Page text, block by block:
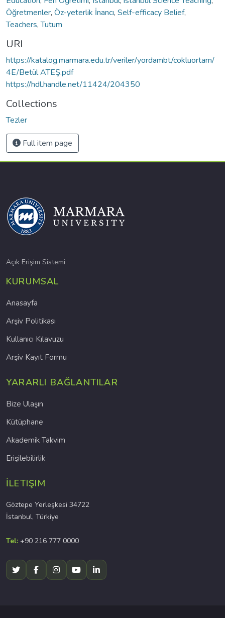
Öğretmenler, Öz-yeterlik İnancı, Self-efficacy Belief,
Teachers,Tutum
URI
https://katalog.marmara.edu.tr/veriler/yordambt/cokluortam/
4E/Betül ATEŞ.pdf
https://hdl.handle.net/11424/204350
Collections
Tezler
Full item page
Açık Erişim Sistemi
KURUMSAL
Anasayfa
Arşiv Politikası
Kullanıcı Kılavuzu
Arşiv Kayıt Formu
YARARLI BAĞLANTILAR
Bize Ulaşın
Kütüphane
Akademik Takvim
Erişilebilirlik
İLETIŞIM
Göztepe Yerleşkesi 34722
İstanbul, Türkiye
Tel: +90 216 777 0000